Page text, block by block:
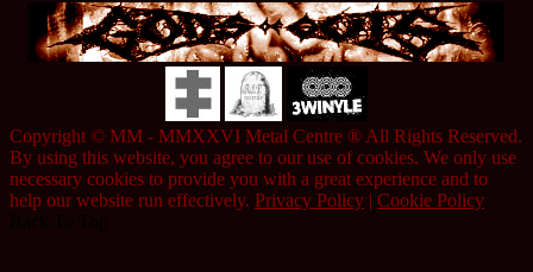
Copyright © MM - MMXXVI Metal Centre ® All Rights Reserved.
By using this website, you agree to our use of cookies. We only use
necessary cookies to provide you with a great experience and to
help our website run effectively. Privacy Policy | Cookie Policy